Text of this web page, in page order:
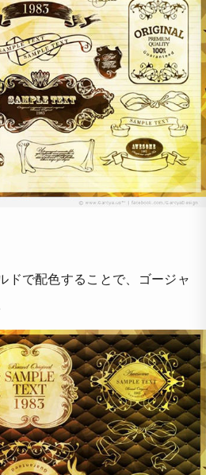
ドで配色することで、ゴージャ